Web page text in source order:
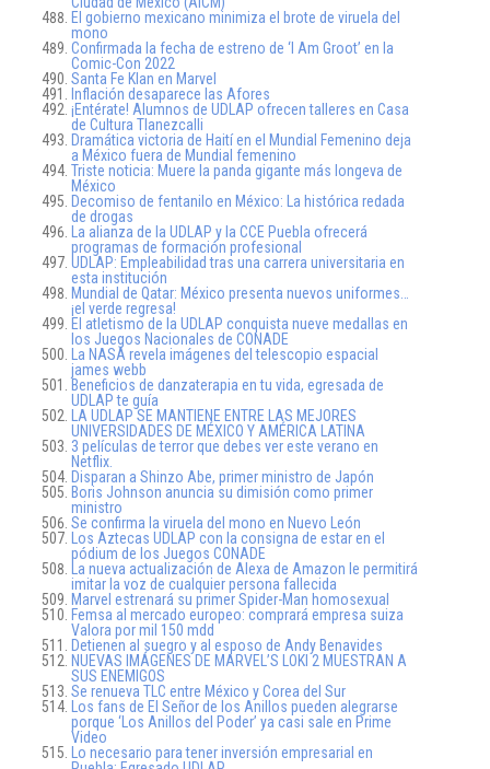
El gobierno mexicano minimiza el brote de viruela del
mono
Confirmada la fecha de estreno de ‘I Am Groot’ en la
Comic-Con 2022
Santa Fe Klan en Marvel
Inflación desaparece las Afores
¡Entérate! Alumnos de UDLAP ofrecen talleres en Casa
de Cultura Tlanezcalli
Dramática victoria de Haití en el Mundial Femenino deja
a México fuera de Mundial femenino
Triste noticia: Muere la panda gigante más longeva de
México
Decomiso de fentanilo en México: La histórica redada
de drogas
La alianza de la UDLAP y la CCE Puebla ofrecerá
programas de formación profesional
UDLAP: Empleabilidad tras una carrera universitaria en
esta institución
Mundial de Qatar: México presenta nuevos uniformes…
¡el verde regresa!
El atletismo de la UDLAP conquista nueve medallas en
los Juegos Nacionales de CONADE
La NASA revela imágenes del telescopio espacial
james webb
Beneficios de danzaterapia en tu vida, egresada de
UDLAP te guía
LA UDLAP SE MANTIENE ENTRE LAS MEJORES
UNIVERSIDADES DE MÉXICO Y AMÉRICA LATINA
3 películas de terror que debes ver este verano en
Netflix.
Disparan a Shinzo Abe, primer ministro de Japón
Boris Johnson anuncia su dimisión como primer
ministro
Se confirma la viruela del mono en Nuevo León
Los Aztecas UDLAP con la consigna de estar en el
pódium de los Juegos CONADE
La nueva actualización de Alexa de Amazon le permitirá
imitar la voz de cualquier persona fallecida
Marvel estrenará su primer Spider-Man homosexual
Femsa al mercado europeo: comprará empresa suiza
Valora por mil 150 mdd
Detienen al suegro y al esposo de Andy Benavides
NUEVAS IMÁGENES DE MARVEL’S LOKI 2 MUESTRAN A
SUS ENEMIGOS
Se renueva TLC entre México y Corea del Sur
Los fans de El Señor de los Anillos pueden alegrarse
porque ‘Los Anillos del Poder’ ya casi sale en Prime
Video
Lo necesario para tener inversión empresarial en